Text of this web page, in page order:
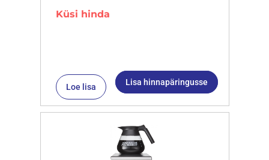
Küsi hinda
Loe lisa Lisa hinnapäringusse